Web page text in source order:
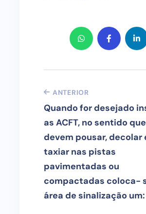
ANTERIOR
Quando for desejado
as ACFT, no sentido
devem pousar, decolar
taxiar nas pistas
pavimentadas ou
compactadas coloca-
área de sinalização um: